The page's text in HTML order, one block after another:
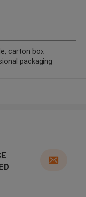
carton box
packaging